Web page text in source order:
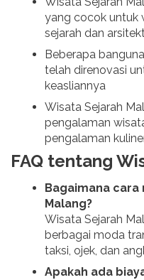
yang cocok untuk
sejarah dan
Beberapa
telah direnovasi
keasliannya
Wisata Sejarah
pengalaman
pengalaman
FAQ tentang
Bagaimana cara
Malang?
Wisata Sejarah
berbagai moda
taksi, ojek, dan
Apakah ada